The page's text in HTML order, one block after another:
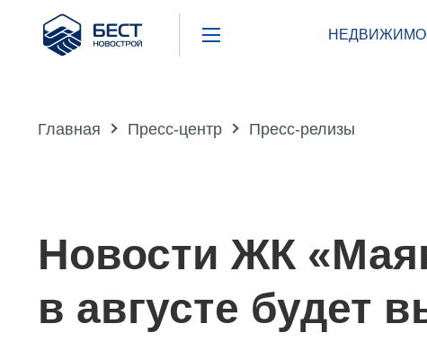
Бест
Новострой
Главная Пресс-центр Пресс-релизы
Новости ЖК
в августе будет